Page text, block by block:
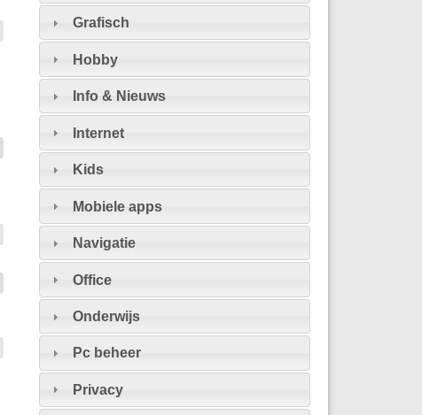
Grafisch
Hobby
Info & Nieuws
Internet
Kids
Mobiele apps
Navigatie
Office
Onderwijs
Pc beheer
Privacy